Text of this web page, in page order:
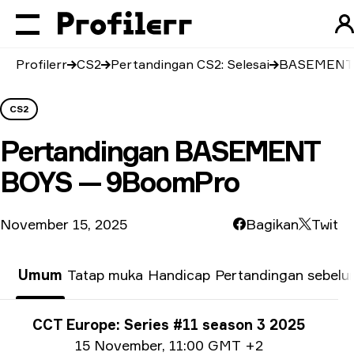
Profilerr CS2 Pertandingan CS2: Selesai
CS2
Pertandingan BASEMENT
BOYS — 9BoomPro
November 15, 2025 Bagikan Twit
Umum Tatap muka Handicap Pertandingan
Info Turnamen
CCT Europe: Series #11 season 3 2025
Info tanggal15 November, 11:00 GMT +2